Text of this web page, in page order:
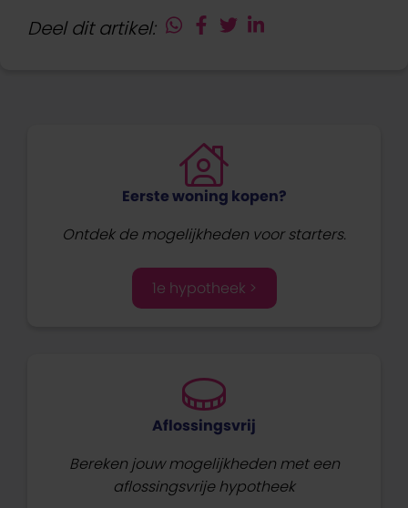
Deel dit artikel:
Eerste woning kopen?
Ontdek de mogelijkheden voor starters.
1e hypotheek >
Aflossingsvrij
Bereken jouw mogelijkheden met een
aflossingsvrije hypotheek